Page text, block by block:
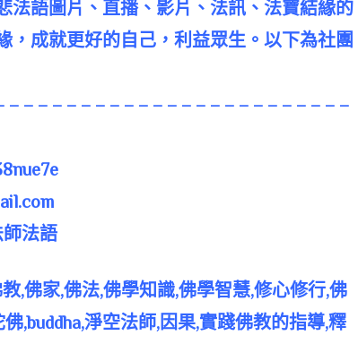
法語圖片、直播、影片、法訊、法寶結緣的
，成就更好的自己，利益眾生。以下為社團
– – – – – – – – – – – – – – – – – – – – – – –
法語
,佛家,佛法,佛學知識,佛學智慧,修心修行,佛
,buddha,淨空法師,因果,實踐佛教的指導,釋